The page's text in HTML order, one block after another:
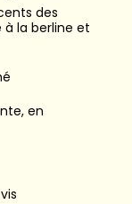
des
à la berline et
en